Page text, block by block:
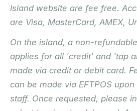
Island website are fee free.
are Visa, MasterCard, AMEX,
On the island, a non-
applies for all 'credit' and 'tap
made via credit or debit card.
can be made via EFTPOS
staff. Once requested, please